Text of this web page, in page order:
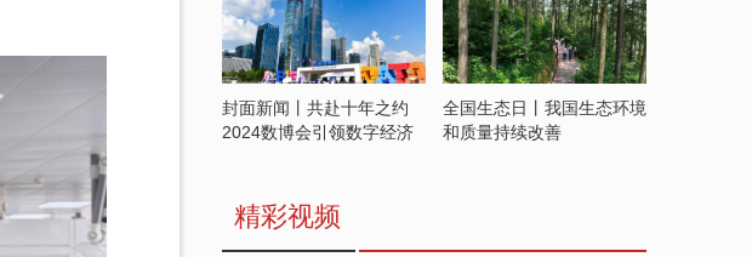
封面新闻丨共赴十年之约
2024数博会引领数字经济
全国生态日丨我国生态环境
和质量持续改善
精彩视频